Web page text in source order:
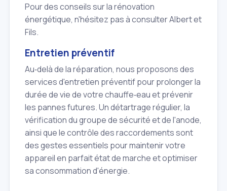
Pour des conseils sur la rénovation
énergétique, n'hésitez pas à consulter Albert et
Fils.
Entretien préventif
Au‑delà de la réparation, nous proposons des
services d'entretien préventif pour prolonger la
durée de vie de votre chauffe‑eau et prévenir
les pannes futures. Un détartrage régulier, la
vérification du groupe de sécurité et de l'anode,
ainsi que le contrôle des raccordements sont
des gestes essentiels pour maintenir votre
appareil en parfait état de marche et optimiser
sa consommation d'énergie.